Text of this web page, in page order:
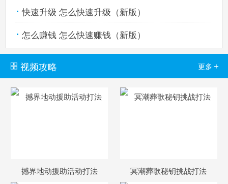
西普大陆手机版
快速升级 怎么快速升级（新版）
怎么赚钱 怎么快速赚钱（新版）
视频攻略 更多 +
撼界地动援助活动打法 冥潮葬歌秘钥挑战打法